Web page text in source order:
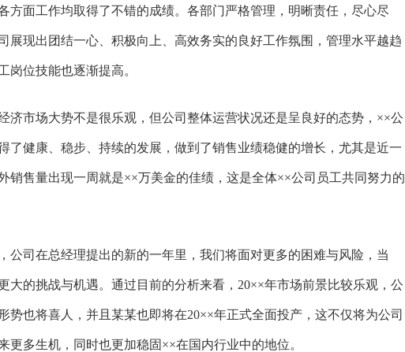
方面工作均取得了不错的成绩。各部门严格管理，明晰责任，尽心尽
展现出团结一心、积极向上、高效务实的良好工作氛围，管理水平越趋
岗位技能也逐渐提高。
济市场大势不是很乐观，但公司整体运营状况还是呈良好的态势，××公
了健康、稳步、持续的发展，做到了销售业绩稳健的增长，尤其是近一
销售量出现一周就是××万美金的佳绩，这是全体××公司员工共同努力的
公司在总经理提出的新的一年里，我们将面对更多的困难与风险，当
大的挑战与机遇。通过目前的分析来看，20××年市场前景比较乐观，公
势也将喜人，并且某某也即将在20××年正式全面投产，这不仅将为公司
更多生机，同时也更加稳固××在国内行业中的地位。